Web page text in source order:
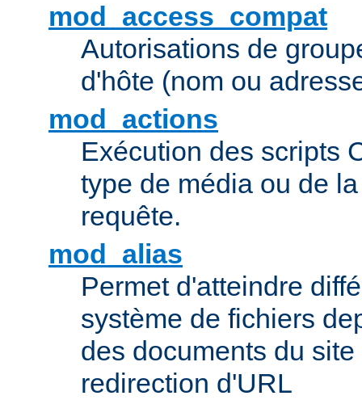
mod_access_compat
Autorisations de
d'hôte (nom ou
mod_actions
Exécution des scripts
type de média ou de
requête.
mod_alias
Permet d'atteindre
système de fichiers
des documents du
redirection d'URL